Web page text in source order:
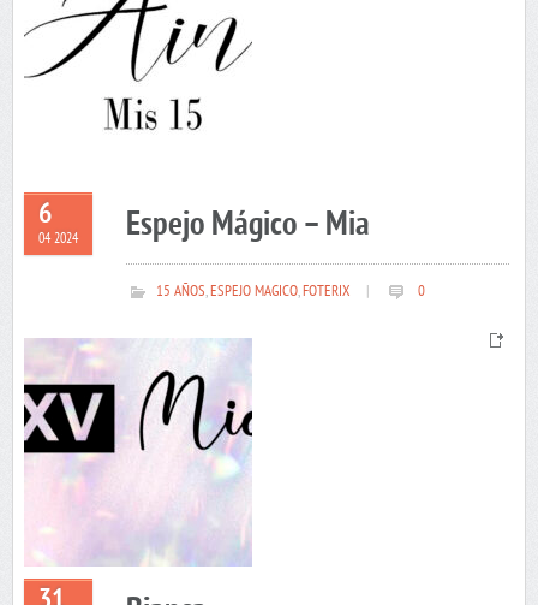
6
04 2024 Espejo Mágico – Mia
15 AÑOS,ESPEJO MAGICO,FOTERIX 0